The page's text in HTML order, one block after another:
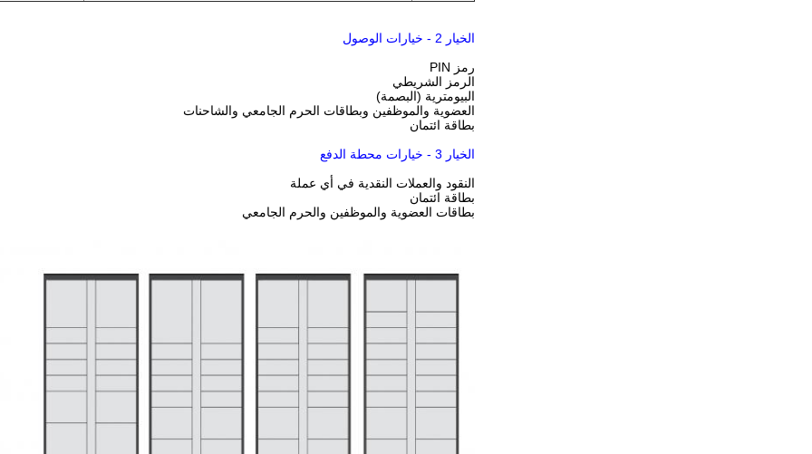
الخيار 2 - خيارات الوصول
رمز PIN
الرمز الشريطي
البيومترية (البصمة)
العضوية والموظفين وبطاقات الحرم الجامعي والشاحنات
بطاقة ائتمان
الخيار 3 - خيارات محطة الدفع
النقود والعملات النقدية في أي عملة
بطاقة ائتمان
بطاقات العضوية والموظفين والحرم الجامعي